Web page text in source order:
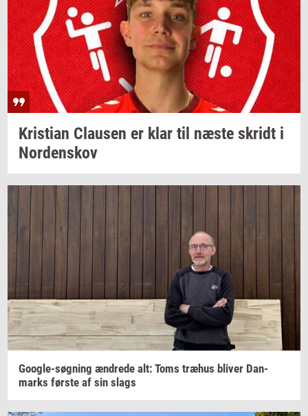
Kri­sti­an Clau­sen er klar til næste skridt i
Nor­denskov
Google-​søgning æn­dre­de alt: Toms træhus bli­ver Dan­
marks før­ste af sin slags